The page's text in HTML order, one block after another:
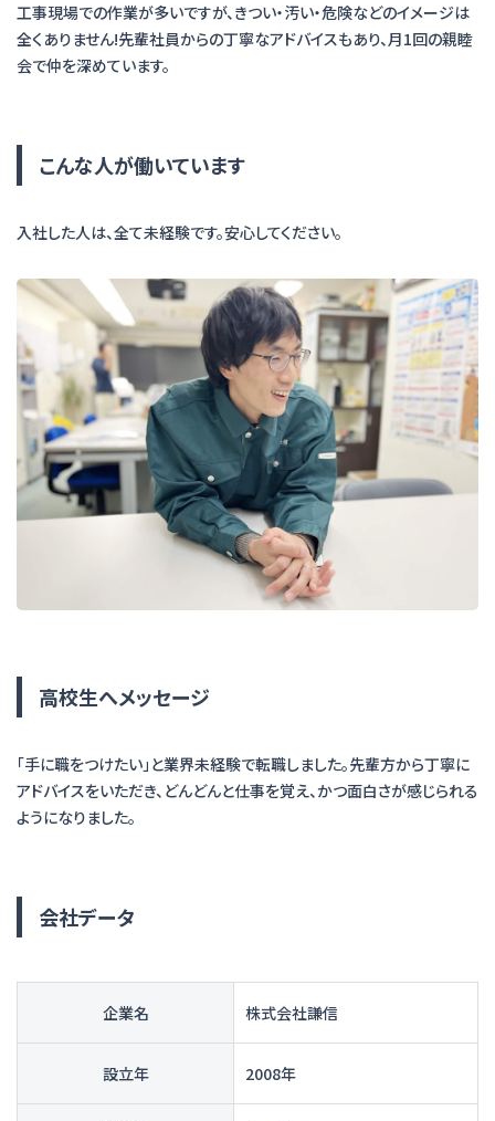
工事現場での作業が多いですが、きつい・汚い・危険などのイメージは
全くありません!先輩社員からの丁寧なアドバイスもあり、月1回の親睦
会で仲を深めています。
こんな人が働いています
入社した人は、全て未経験です。安心してください。
高校生へメッセージ
「手に職をつけたい」と業界未経験で転職しました。先輩方から丁寧に
アドバイスをいただき、どんどんと仕事を覚え、かつ面白さが感じられる
ようになりました。
会社データ
企業名 株式会社謙信
設立年 2008年